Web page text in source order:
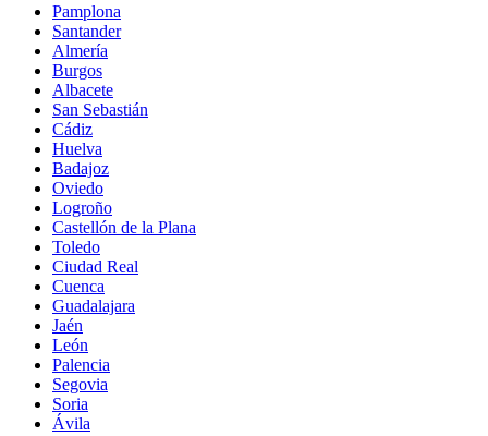
Pamplona
Santander
Almería
Burgos
Albacete
San Sebastián
Cádiz
Huelva
Badajoz
Oviedo
Logroño
Castellón de la Plana
Toledo
Ciudad Real
Cuenca
Guadalajara
Jaén
León
Palencia
Segovia
Soria
Ávila